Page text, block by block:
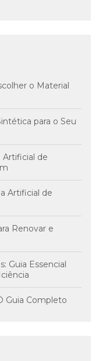
o Material
para o Seu
Artificial de
Artificial de
Renovar e
Guia Essencial
Guia Completo